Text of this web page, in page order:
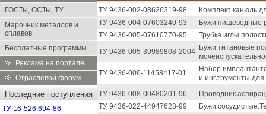
ГОСТы, ОСТы, ТУ
Марочник металлов и
сплавов
Бесплатные программы
Реклама на портале
Отраслевой форум
Последние поступления
ТУ 16-526.694-86
ТУ 9436-002-08626319-98
Комплект канюль
ТУ 9436-004-07603240-93
Бужи пищеводные
ТУ 9436-005-07610770-95
Трубка иглы
ТУ 9436-005-39989808-2004 Бужи титановые
ТУ 9436-006-11458417-01
Набор
и инструменты
ТУ 9436-008-00480201-96
Проводник
ТУ 9436-022-44947628-99
Бужи